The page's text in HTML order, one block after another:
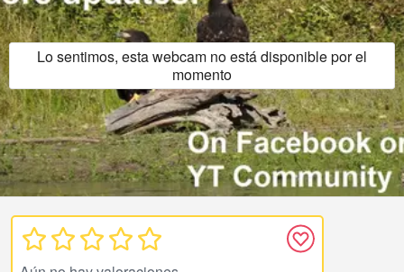
Lo sentimos, esta webcam no está disponible por el
momento